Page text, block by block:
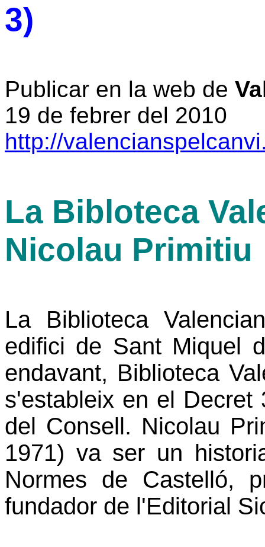
3)
Publicar en la web de
19 de febrer del 2010
http://
La Bibloteca
Nicolau Primitiu
La Biblioteca
edifici de Sant Miquel
endavant, Biblioteca
s'estableix en el
del Consell. Nicolau
1971) va ser un
Normes de Castelló,
fundador de l'Editorial